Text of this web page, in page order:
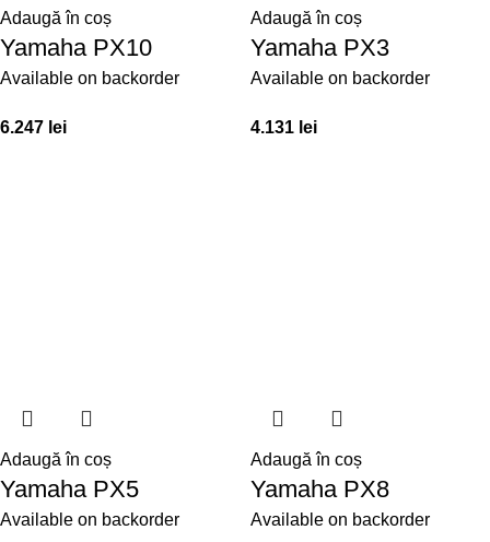
Adaugă în coș
Yamaha PX10
Available on backorder
6.247 lei
Adaugă în coș
Yamaha PX3
Available on backorder
4.131 lei
Adaugă în coș
Yamaha PX5
Available on backorder
Adaugă în coș
Yamaha PX8
Available on backorder